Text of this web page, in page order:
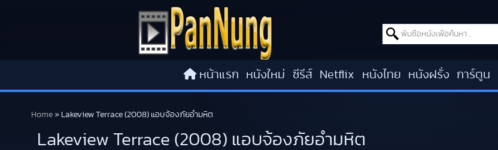
Search for:
หน้าแรก หนังใหม่ ซีรีส์ Netflix หนังไทย หนังฝรั่ง การ์ตูน
Home » Lakeview Terrace (2008) แอบจ้องภัยอำมหิต
Lakeview Terrace (2008) แอบจ้องภัยอำมหิต